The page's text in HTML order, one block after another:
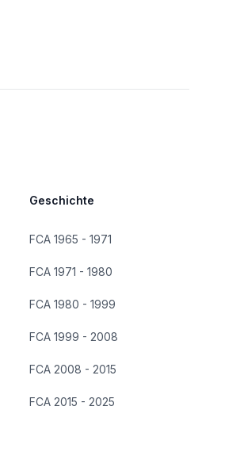
Geschichte
FCA 1965 - 1971
FCA 1971 - 1980
FCA 1980 - 1999
FCA 1999 - 2008
FCA 2008 - 2015
FCA 2015 - 2025